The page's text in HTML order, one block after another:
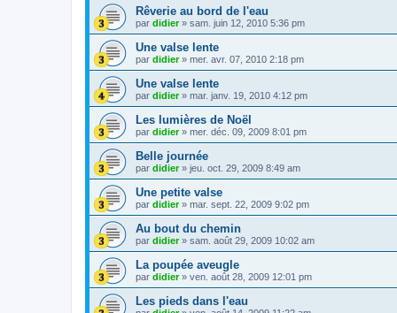
Rêverie au bord de l'eau
par didier» sam. juin 12, 2010 5:36 pm
Une valse lente
par didier» mer. avr. 07, 2010 2:18 pm
Une valse lente
par didier» mar. janv. 19, 2010 4:12 pm
Les lumières de Noël
par didier» mer. déc. 09, 2009 8:01 pm
Belle journée
par didier» jeu. oct. 29, 2009 8:49 am
Une petite valse
par didier» mar. sept. 22, 2009 9:02 pm
Au bout du chemin
par didier» sam. août 29, 2009 10:02 am
La poupée aveugle
par didier» ven. août 28, 2009 12:01 pm
Les pieds dans l'eau